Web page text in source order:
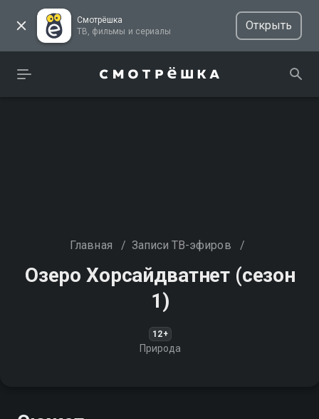
Смотрёшка
ТВ, фильмы и сериалы
Открыть
Главная / Записи ТВ-эфиров /
Озеро Хорсайдватнет (сезон
1)
12+
Природа